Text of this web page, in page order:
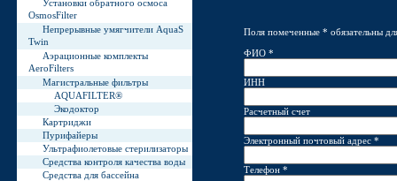
Установки обратного осмоса
OsmosFilter
Непрерывные умягчители AquaS
Twin
Аэрационные комплекты
AeroFilters
Магистральные фильтры
AQUAFILTER®
Экодоктор
Картриджи
Пурифайеры
Ультрафиолетовые стерилизаторы
Средства контроля качества воды
Средства для бассейна
Поля помеченные * обязательны
ФИО *
ИНН
Расчетный счет
Электронный почтовый адрес *
Телефон *